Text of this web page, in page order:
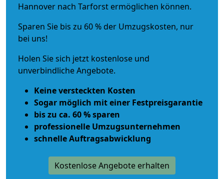
Hannover nach Tarforst ermöglichen können.
Sparen Sie bis zu 60 % der Umzugskosten, nur
bei uns!
Holen Sie sich jetzt kostenlose und
unverbindliche Angebote.
Keine versteckten Kosten
Sogar möglich mit einer Festpreisgarantie
bis zu ca. 60 % sparen
professionelle Umzugsunternehmen
schnelle Auftragsabwicklung
Kostenlose Angebote erhalten